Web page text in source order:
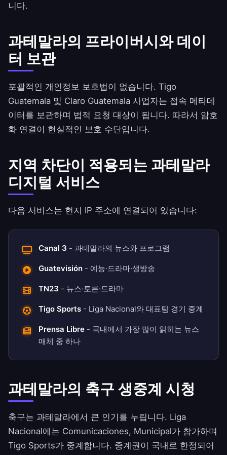
니다.
과테말라의 프라이버시와 데이
터 보관
포괄적인 개인정보 보호법이 없습니다. Tigo
Guatemala 및 Claro Guatemala 사업자는 접속 메타데
이터를 보관하며 법적 요청 대상이 됩니다. 따라서 암호
화 연결이 현실적인 보호 수단입니다.
지역 차단이 적용되는 과테말라
디지털 서비스
다음 서비스는 현지 IP 주소에 연결되어 있습니다:
Canal 3 - 과테말라의 뉴스와 프로그램
Guatevisión - 예능·드라마·생방송
TN23 - 뉴스·토론·드라마
Tigo Sports - Liga Nacional와 대표팀 경기 중계
Prensa Libre - 국내에서 가장 많이 읽히는 뉴스
매체 중 하나
과테말라의 축구 생중계 시청
축구는 과테말라에서 큰 인기를 누립니다. Liga
Nacional에는 Comunicaciones, Municipal가 참가하며
Tigo Sports가 중계합니다. 중계권이 국내로 한정되어